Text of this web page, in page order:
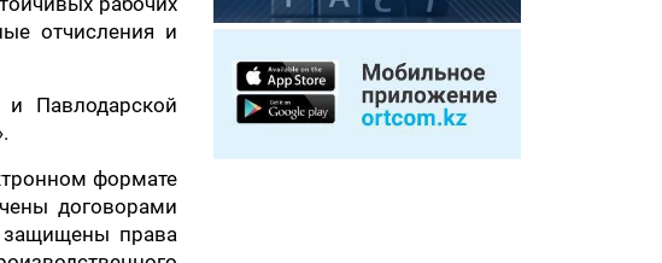
отчисления и
и Павлодарской
формате
договорами
защищены права